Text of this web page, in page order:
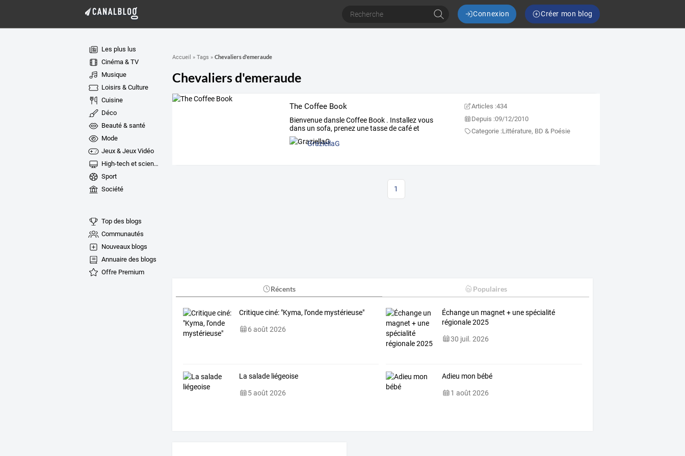
Connexion Créer mon blog
Les plus lus
Cinéma & TV
Musique
Loisirs & Culture
Cuisine
Déco
Beauté & santé
Mode
Jeux & Jeux Vidéo
High-tech et sciences
Sport
Société
Top des blogs
Communautés
Nouveaux blogs
Annuaire des blogs
Offre Premium
Accueil » Tags » Chevaliers d'emeraude
Chevaliers d'emeraude
The Coffee Book
BienvenuedansleCoffee Book . Installezvous
dans un sofa, prenez unetassedecaféet
détendez
GraziellaG
Articles :434
Depuis :09/12/2010
Categorie :Littérature, BD & Poésie
1
Récents Populaires
Critique ciné: "Kyma, l’onde mystérieuse"
6 août 2026
Échange un magnet + une spécialité
régionale 2025
30 juil. 2026
La salade liégeoise
5 août 2026
Adieu mon bébé
1 août 2026